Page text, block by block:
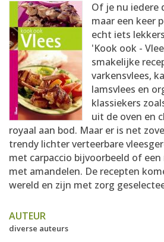
Of je nu iedere
maar een keer
echt iets
'Kook ook -
smakelijke
varkensvlees,
lamsvlees en
klassiekers
uit de oven en
royaal aan bod. Maar er is net
trendy lichter verteerbare
met carpaccio bijvoorbeeld of
met amandelen. De recepten
wereld en zijn met zorg
AUTEUR
diverse auteurs